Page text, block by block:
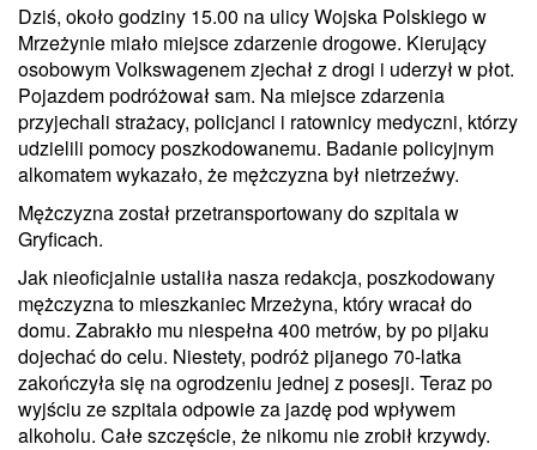
Dziś, około godziny 15.00 na ulicy Wojska Polskiego w
Mrzeżynie miało miejsce zdarzenie drogowe. Kierujący
osobowym Volkswagenem zjechał z drogi i uderzył w płot.
Pojazdem podróżował sam. Na miejsce zdarzenia
przyjechali strażacy, policjanci i ratownicy medyczni, którzy
udzielili pomocy poszkodowanemu. Badanie policyjnym
alkomatem wykazało, że mężczyzna był nietrzeźwy.
Mężczyzna został przetransportowany do szpitala w
Gryficach.
Jak nieoficjalnie ustaliła nasza redakcja, poszkodowany
mężczyzna to mieszkaniec Mrzeżyna, który wracał do
domu. Zabrakło mu niespełna 400 metrów, by po pijaku
dojechać do celu. Niestety, podróż pijanego 70-latka
zakończyła się na ogrodzeniu jednej z posesji. Teraz po
wyjściu ze szpitala odpowie za jazdę pod wpływem
alkoholu. Całe szczęście, że nikomu nie zrobił krzywdy.